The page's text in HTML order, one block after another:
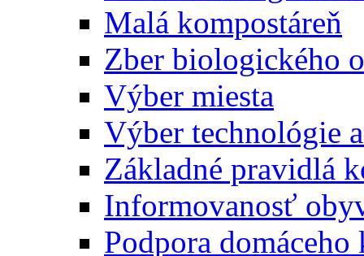
Malá kompostáreň
Zber biologického
Výber miesta
Výber technológie
Základné pravidlá
Informovanosť
Podpora